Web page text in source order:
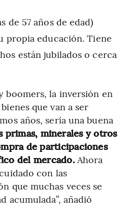
de 57 años de edad)
propia educación. Tiene
están jubilados o cerca
boomers, la inversión en
que van a ser
años, sería una buena
primas, minerales y otros
de participaciones
del mercado.Ahora
con las
que muchas veces se
acumulada”, añadió